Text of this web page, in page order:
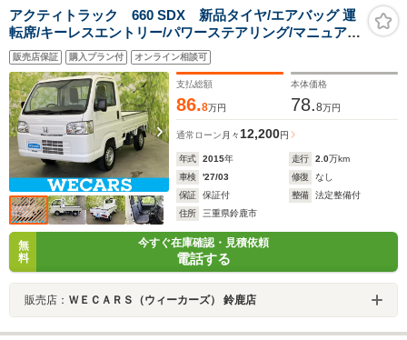
アクティトラック 660 SDX 新品タイヤ/エアバッグ 運
転席/キーレスエントリー/パワーステアリング/マニュアル
エアコン
販売店保証 購入プラン付 オンライン相談可
支払総額
86.8万円
本体価格
78.8万円
通常ローン 月々12,200円
年式 2015年 走行 2.0万km
車検
'27/03 修復
なし
保証
保証付 整備
法定整備付
住所
三重県鈴鹿市
無
料
今すぐ在庫確認・見積依頼
電話する
販売店： ＷＥＣＡＲＳ（ウィーカーズ） 鈴鹿店